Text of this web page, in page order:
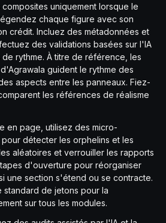
uniquement lorsque le
chaque figure avec son
crédit. Incluez des métadonnées et
des validations basées sur l'IA
rythme. À titre de référence, les
guident le rythme des
aspects entre les panneaux. Fiez-
les références de réalisme
en page, utilisez des micro-
détecter les orphelins et les
aléatoires et verrouiller les rapports
d'ouverture pour réorganiser
une section s'étend ou se contracte.
standard de jetons pour la
sur tous les modules.